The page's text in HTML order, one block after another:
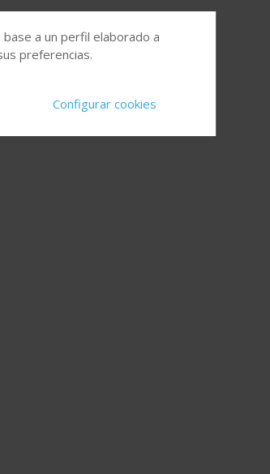
a un perfil elaborado a
preferencias.
Configurar cookies